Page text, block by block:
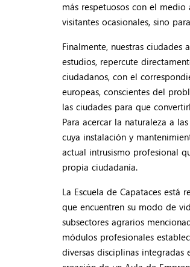
más respetuosos con el
visitantes ocasionales, sino
Finalmente, nuestras
estudios, repercute
ciudadanos, con el
europeas, conscientes del
las ciudades para que
Para acercar la naturaleza a
cuya instalación y
actual intrusismo profesional
propia ciudadanía.
La Escuela de Capataces está
que encuentren su modo de
subsectores agrarios
módulos profesionales
diversas disciplinas